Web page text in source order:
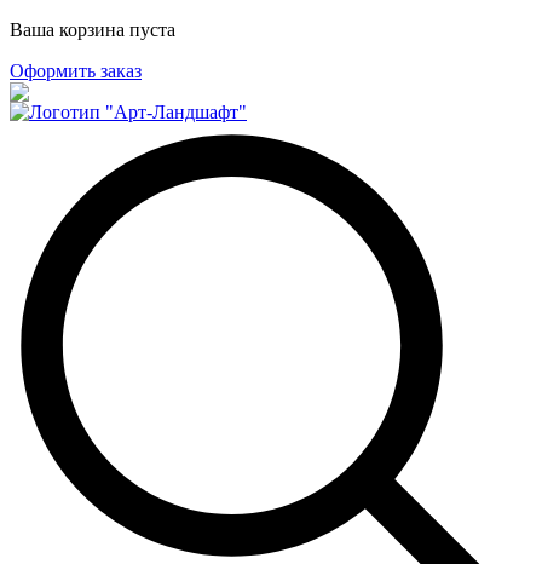
Ваша корзина пуста
Оформить заказ